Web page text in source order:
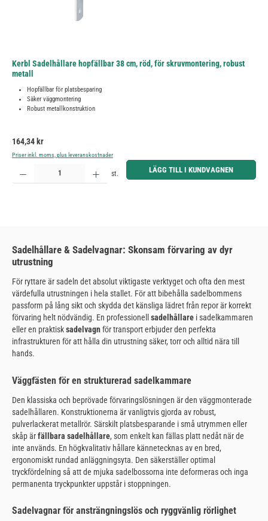
Kerbl Sadelhållare hopfällbar 38 cm, röd, för skruvmontering, robust
metall
Hopfällbar för platsbesparing
Säker väggmontering
Robust metallkonstruktion
Ordinarie pris:
164,34 kr
Priser inkl. moms, plus leveranskostnader
Produktkvantitet: Ange önskat belopp eller använd knapparna för att öka eller minska kvantiteten.
st. LÄGG TILL I KUNDVAGNEN
Sadelhållare & Sadelvagnar: Skonsam förvaring av dyr
utrustning
För ryttare är sadeln det absolut viktigaste verktyget och ofta den mest
värdefulla utrustningen i hela stallet. För att bibehålla sadelbommens
passform på lång sikt och skydda det känsliga lädret från repor är korrekt
förvaring helt nödvändig. En professionell sadelhållare i sadelkammaren
eller en praktisksadelvagnför transport erbjuder den perfekta
infrastrukturen för att hålla din utrustning säker, torr och alltid nära till
hands.
Väggfästen för en strukturerad sadelkammare
Den klassiska och beprövade förvaringslösningen är den väggmonterade
sadelhållaren. Konstruktionerna är vanligtvis gjorda av robust,
pulverlackerat metallrör. Särskilt platsbesparande i små utrymmen eller
skåp ärfällbara sadelhållare, som enkelt kan fällas platt nedåt när de
inte används. En högkvalitativ hållare kännetecknas av en bred,
ergonomiskt rundad anläggningsyta. Den säkerställer optimal
tryckfördelning så att de mjuka sadelbossorna inte deformeras och inga
permanenta tryckpunkter uppstår i stoppningen.
Sadelvagnar för ansträngningslös och ryggvänlig rörlighet